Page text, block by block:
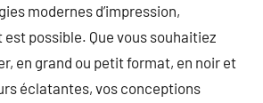
modernes d’impression,
possible. Que vous souhaitiez
en grand ou petit format, en noir et
éclatantes, vos conceptions